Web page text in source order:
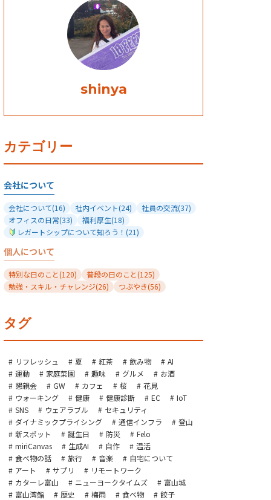
shinya
カテゴリー
会社について
会社について(16) 社内イベント(24) 社員の交流(37)
オフィスの日常(33) 福利厚生(18)
レガートシップについて知ろう！ (21)
個人について
特別な日のこと(120) 普段の日のこと(125)
勉強・スキル・チャレンジ(26) つぶやき(56)
タグ
リフレッシュ 夏 紅茶 飲み物
AI
運動
家庭菜園 趣味 グルメ
お酒
懇親会
GW カフェ 桜
花見
ウォーキング
健康 健康診断 EC
IoT
SNS
ウェアラブル
セキュリティ
ダイナミックプライシング
通信インフラ
登山
新スポット
誕生日 防災
Felo
miriCanvas
生成AI 自作
温活
食べ物の話
旅行 音楽
自宅について
アート
サプリ
リモートワーク
カターレ富山
ニューヨークタイムズ
富山城
富山湾鮨
歴史 梅雨 食べ物
餃子